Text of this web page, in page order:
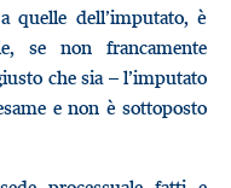
quelle dell’imputato, è
se non francamente
che sia – l’imputato
e non è sottoposto